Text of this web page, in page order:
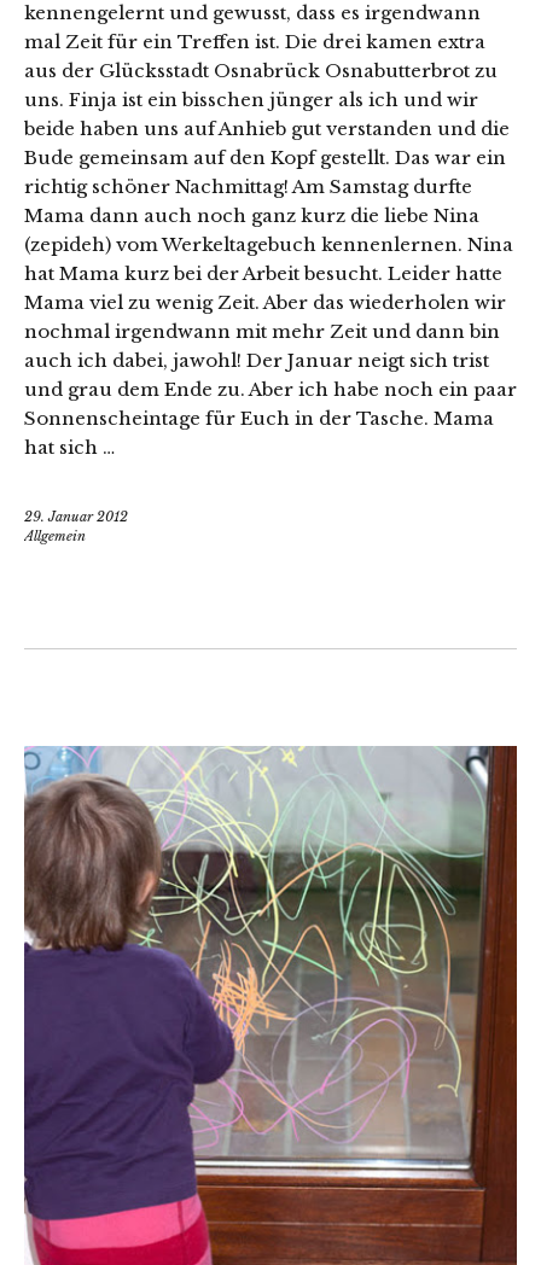
kennengelernt und gewusst, dass es irgendwann
mal Zeit für ein Treffen ist. Die drei kamen extra
aus der Glücksstadt Osnabrück Osnabutterbrot zu
uns. Finja ist ein bisschen jünger als ich und wir
beide haben uns auf Anhieb gut verstanden und die
Bude gemeinsam auf den Kopf gestellt. Das war ein
richtig schöner Nachmittag! Am Samstag durfte
Mama dann auch noch ganz kurz die liebe Nina
(zepideh) vom Werkeltagebuch kennenlernen. Nina
hat Mama kurz bei der Arbeit besucht. Leider hatte
Mama viel zu wenig Zeit. Aber das wiederholen wir
nochmal irgendwann mit mehr Zeit und dann bin
auch ich dabei, jawohl! Der Januar neigt sich trist
und grau dem Ende zu. Aber ich habe noch ein paar
Sonnenscheintage für Euch in der Tasche. Mama
hat sich …
29. Januar 2012
Allgemein